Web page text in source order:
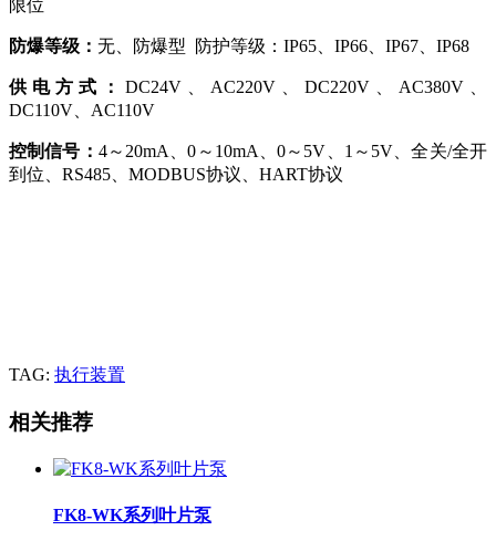
限位
防爆等级： 无、防爆型 防护等级：IP65、IP66、IP67、IP68
供电方式： DC24V、AC220V、DC220V、AC380V、
DC110V、AC110V
控制信号： 4～20mA、0～10mA、0～5V、1～5V、全关/全开
到位、RS485、MODBUS协议、HART协议
TAG: 执行装置
相关推荐
FK8-WK系列叶片泵